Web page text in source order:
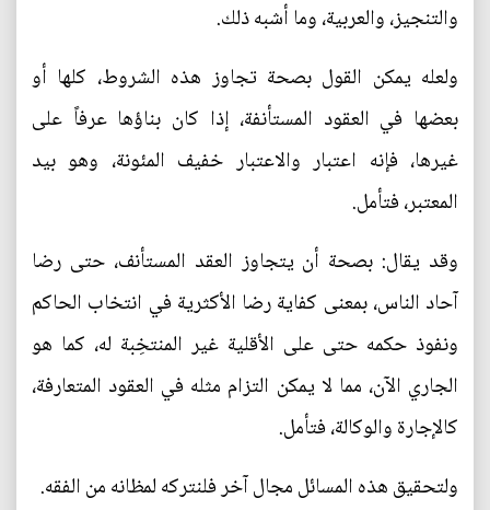
والتنجيز، والعربية، وما أشبه ذلك.
ولعله يمكن القول بصحة تجاوز هذه الشروط، كلها أو
بعضها في العقود المستأنفة، إذا كان بناؤها عرفاً على
غيرها، فإنه اعتبار والاعتبار خفيف المئونة، وهو بيد
المعتبر، فتأمل.
وقد يقال: بصحة أن يتجاوز العقد المستأنف، حتى رضا
آحاد الناس، بمعنى كفاية رضا الأكثرية في انتخاب الحاكم
ونفوذ حكمه حتى على الأقلية غير المنتخِبة له، كما هو
الجاري الآن، مما لا يمكن التزام مثله في العقود المتعارفة،
كالإجارة والوكالة، فتأمل.
ولتحقيق هذه المسائل مجال آخر فلنتركه لمظانه من الفقه.